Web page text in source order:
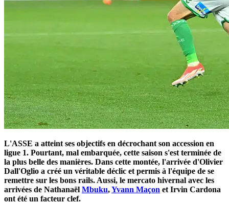
L'ASSE a atteint ses objectifs en décrochant son accession en
ligue 1. Pourtant, mal embarquée, cette saison s'est terminée de
la plus belle des manières. Dans cette montée, l'arrivée d'Olivier
Dall'Oglio a créé un véritable déclic et permis à l'équipe de se
remettre sur les bons rails. Aussi, le mercato hivernal avec les
arrivées de Nathanaël Mbuku,Yvann Maçon et Irvin Cardona
ont été un facteur clef.